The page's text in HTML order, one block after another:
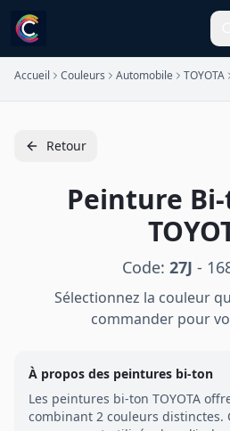
Accueil Couleurs Automobile TOYOTA
Retour
Peinture
Code: 27J -
Sélectionnez la couleur
commander pour
À propos des peintures bi-ton
Les peintures bi-ton TOYOTA
combinant 2 couleurs distinctes.